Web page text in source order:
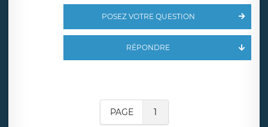
POSEZ VOTRE QUESTION
RÉPONDRE
PAGE 1